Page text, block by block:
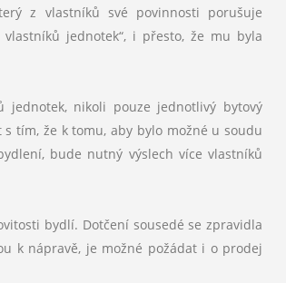
z vlastníků své povinnosti porušuje
jednotek“, i přesto, že mu byla
nikoli pouze jednotlivý bytový
tím, že k tomu, aby bylo možné u soudu
bude nutný výslech více vlastníků
bydlí. Dotčení sousedé se zpravidla
k nápravě, je možné požádat i o prodej